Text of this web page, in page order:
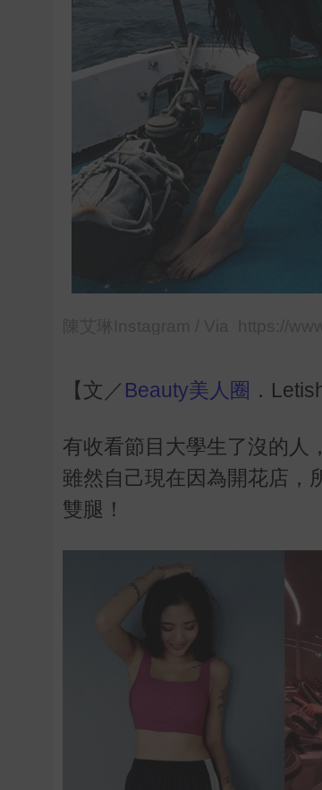
【文／ Beauty美人圈 ．
有收看節目大學生了沒的人
雖然自己現在因為開花店，
雙腿！